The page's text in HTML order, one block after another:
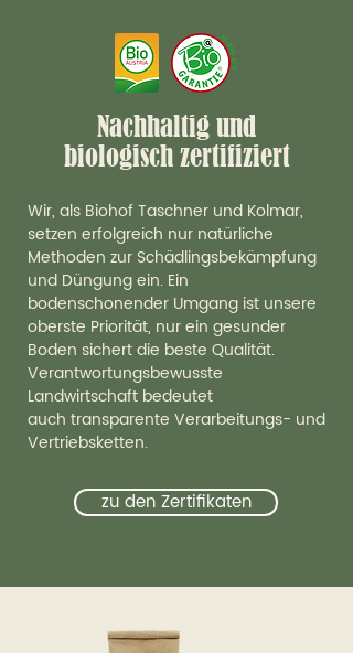
Nachhaltig und
biologisch zertifiziert
Wir, als Biohof Taschner und Kolmar,
setzen erfolgreich nur natürliche
Methoden zur Schädlingsbekämpfung
und Düngung ein. Ein
bodenschonender Umgang ist unsere
oberste Priorität, nur ein gesunder
Boden sichert die beste Qualität.
Verantwortungsbewusste
Landwirtschaft bedeutet
auch transparente Verarbeitungs- und
Vertriebsketten.
zu den Zertifikaten